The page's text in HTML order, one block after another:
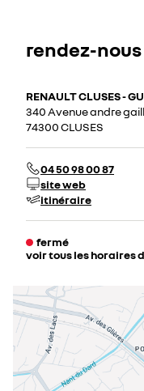
rendez-
RENAULT CLUSES -
340 Avenue andre
74300 CLUSES
04 50 98 00 87
site web
itinéraire
fermé
voir tous les horaires
mardi
mercredi
jeudi
vendredi
samedi
dimanche